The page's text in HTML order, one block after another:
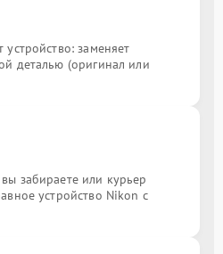
устройство: заменяет
деталью (оригинал или
забираете или курьер
устройство Nikon с